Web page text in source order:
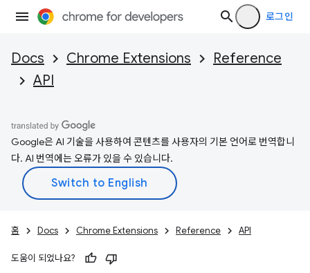
로그인
Docs Chrome Extensions
Reference
API
Google은 AI 기술을 사용하여 콘텐츠를 사용자의 기본 언어로 번역합니
다. AI 번역에는 오류가 있을 수 있습니다.
홈 Docs Chrome Extensions Reference API
도움이 되었나요?